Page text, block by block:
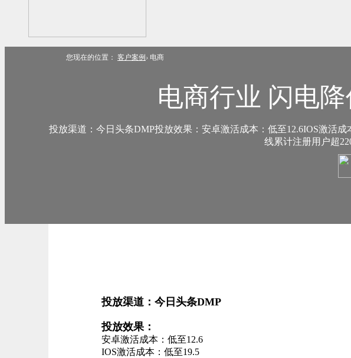
您现在的位置： 客户案例› 电商
电商行业 闪电
投放渠道：今日头条DMP投放效果：安卓激活成本：低至12.6IOS激活
线累计注册用户超
投放渠道：今日头条DMP
投放效果：
安卓激活成本：低至12.6
IOS激活成本：低至19.5